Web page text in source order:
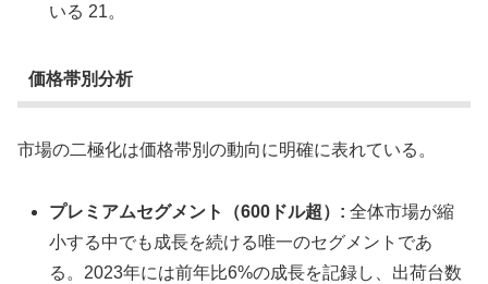
いる 21。
価格帯別分析
市場の二極化は価格帯別の動向に明確に表れている。
プレミアムセグメント（600ドル超）: 全体市場が縮
小する中でも成長を続ける唯一のセグメントであ
る。2023年には前年比6%の成長を記録し、出荷台数